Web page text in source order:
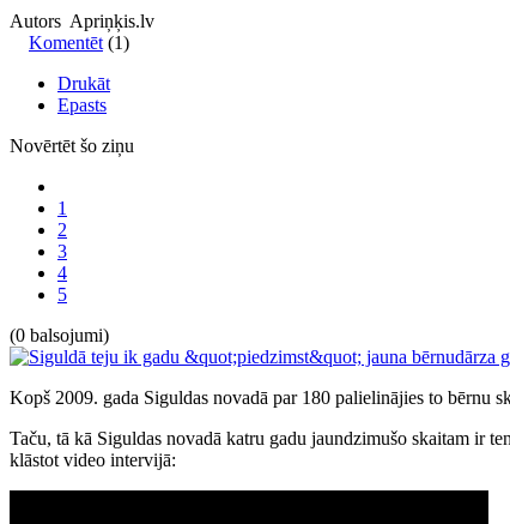
Autors Apriņķis.lv
Komentēt (1)
Drukāt
Epasts
Novērtēt šo ziņu
1
2
3
4
5
(0 balsojumi)
Kopš 2009. gada Siguldas novadā par 180 palielinājies to bērnu
Taču, tā kā Siguldas novadā katru gadu jaundzimušo skaitam ir
klāstot video intervijā: